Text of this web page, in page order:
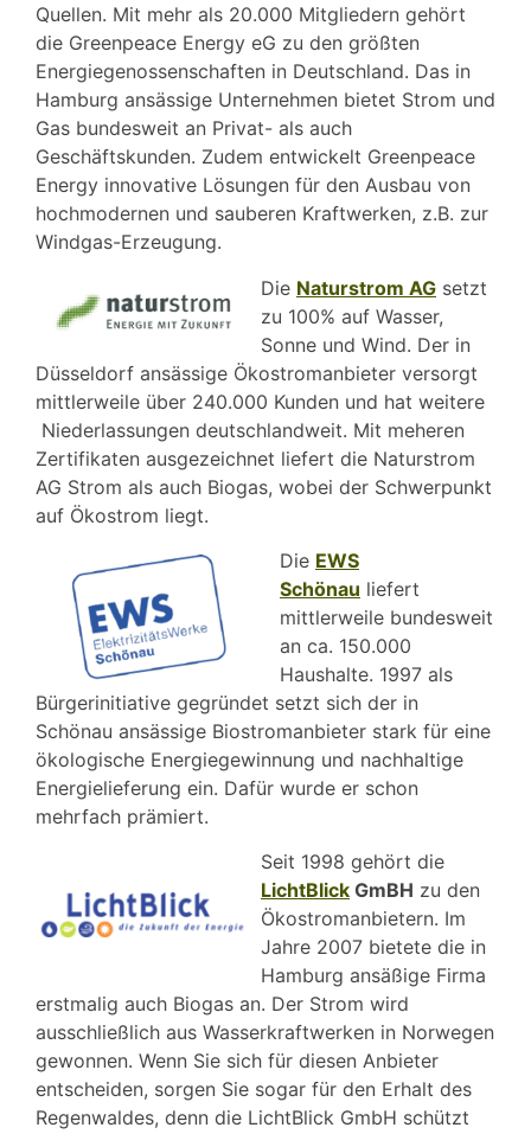
Quellen. Mit mehr als 20.000 Mitgliedern gehört
die Greenpeace Energy eG zu den größten
Energiegenossenschaften in Deutschland. Das in
Hamburg ansässige Unternehmen bietet Strom und
Gas bundesweit an Privat- als auch
Geschäftskunden. Zudem entwickelt Greenpeace
Energy innovative Lösungen für den Ausbau von
hochmodernen und sauberen Kraftwerken, z.B. zur
Windgas-Erzeugung.
Die Naturstrom AG setzt
zu 100% auf Wasser,
Sonne und Wind. Der in
Düsseldorf ansässige Ökostromanbieter versorgt
mittlerweile über 240.000 Kunden und hat weitere
Niederlassungen deutschlandweit. Mit meheren
Zertifikaten ausgezeichnet liefert die Naturstrom
AG Strom als auch Biogas, wobei der Schwerpunkt
auf Ökostrom liegt.
Die EWS
Schönau liefert
mittlerweile bundesweit
an ca. 150.000
Haushalte. 1997 als
Bürgerinitiative gegründet setzt sich der in
Schönau ansässige Biostromanbieter stark für eine
ökologische Energiegewinnung und nachhaltige
Energielieferung ein. Dafür wurde er schon
mehrfach prämiert.
Seit 1998 gehört die
LichtBlick GmBH zu den
Ökostromanbietern. Im
Jahre 2007 bietete die in
Hamburg ansäßige Firma
erstmalig auch Biogas an. Der Strom wird
ausschließlich aus Wasserkraftwerken in Norwegen
gewonnen. Wenn Sie sich für diesen Anbieter
entscheiden, sorgen Sie sogar für den Erhalt des
Regenwaldes, denn die LichtBlick GmbH schützt